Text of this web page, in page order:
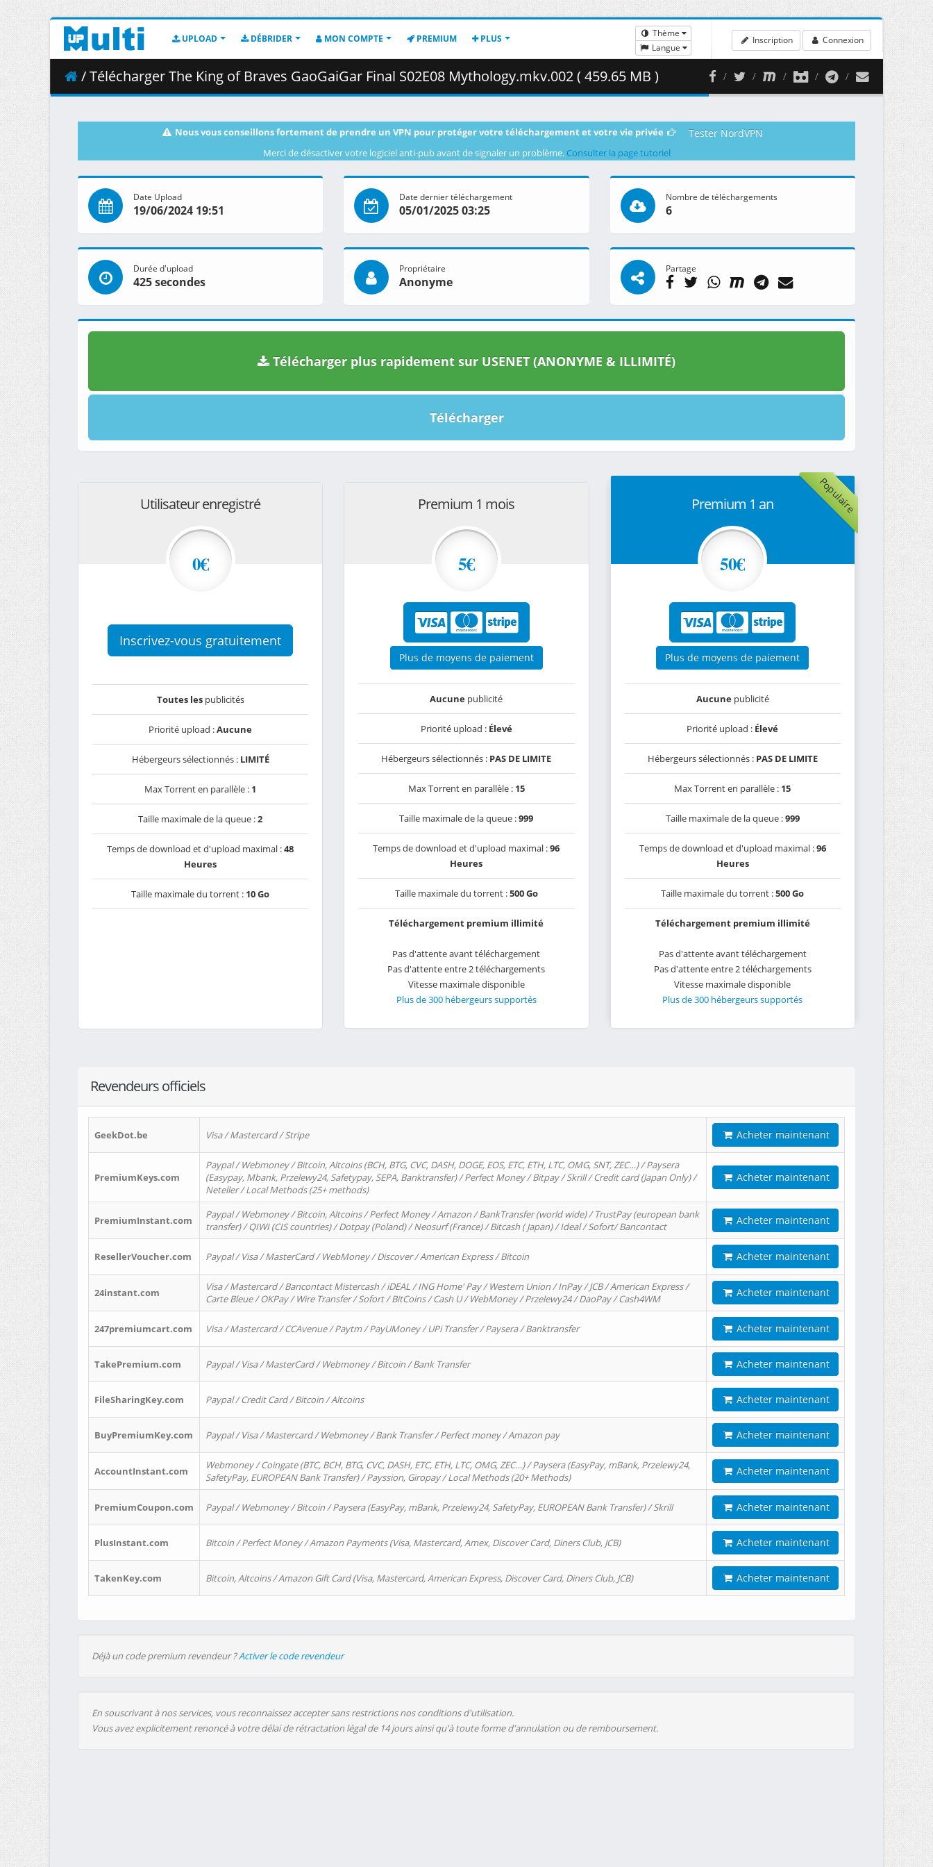
UPLOAD DÉBRIDER MON COMPTE PREMIUM PLUS
Thème
Langue
Inscription Connexion
/ Télécharger The King of Braves GaoGaiGar Final S02E08 Mythology.mkv.002 ( 459.65 MB )
Nous vous conseillons fortement de prendre un VPN pour protéger votre téléchargement et votre vie privée Tester NordVPN
Merci de désactiver votre logiciel anti-pub avant de signaler un problème. Consulter la page tutoriel
Date Upload
19/06/2024 19:51
Date dernier téléchargement
05/01/2025 03:25
Nombre de téléchargements
6
Durée d'upload
425 secondes
Propriétaire
Anonyme
Partage
Télécharger plus rapidement sur USENET (ANONYME & ILLIMITÉ)
Télécharger
Utilisateur enregistré
0€
Inscrivez-vous gratuitement
Toutes lespublicités
Priorité upload :Aucune
Hébergeurs sélectionnés : LIMITÉ
Max Torrent en parallèle : 1
Taille maximale de la queue :2
Temps de download et d'upload maximal :48
Heures
Taille maximale du torrent : 10 Go
Premium 1 mois
5€
Plus de moyens de paiement
Aucune publicité
Priorité upload : Élevé
Hébergeurs sélectionnés : PAS DE LIMITE
Max Torrent en parallèle : 15
Taille maximale de la queue :999
Temps de download et d'upload maximal :96
Heures
Taille maximale du torrent :500 Go
Téléchargement premium illimité
Pas d'attente avant téléchargement
Pas d'attente entre 2 téléchargements
Vitesse maximale disponible
Plus de 300 hébergeurs supportés
Populaire
Premium 1 an
50€
Plus de moyens de paiement
Aucunepublicité
Priorité upload : Élevé
Hébergeurs sélectionnés : PAS DE LIMITE
Max Torrent en parallèle : 15
Taille maximale de la queue :999
Temps de download et d'upload maximal :96
Heures
Taille maximale du torrent :500 Go
Téléchargement premium illimité
Pas d'attente avant téléchargement
Pas d'attente entre 2 téléchargements
Vitesse maximale disponible
Plus de 300 hébergeurs supportés
Revendeurs officiels
GeekDot.be Visa / Mastercard / Stripe Acheter maintenant
PremiumKeys.com
Paypal / Webmoney / Bitcoin, Altcoins (BCH, BTG, CVC, DASH, DOGE, EOS, ETC, ETH, LTC, OMG, SNT, ZEC…) / Paysera
(Easypay, Mbank, Przelewy24, Safetypay, SEPA, Banktransfer) / Perfect Money / Bitpay / Skrill / Credit card (Japan Only) /
Neteller / Local Methods (25+ methods)
Acheter maintenant
PremiumInstant.com
Paypal / Webmoney / Bitcoin, Altcoins / Perfect Money / Amazon / BankTransfer (world wide) / TrustPay (european bank
transfer) / QIWI (CIS countries) / Dotpay (Poland) / Neosurf (France) / Bitcash ( Japan) / Ideal / Sofort/ Bancontact
Acheter maintenant
ResellerVoucher.com Paypal / Visa / MasterCard / WebMoney / Discover / American Express / Bitcoin Acheter maintenant
24instant.com
Visa / Mastercard / Bancontact Mistercash / iDEAL / ING Home' Pay / Western Union / InPay / JCB / American Express /
Carte Bleue / OKPay / Wire Transfer / Sofort / BitCoins / Cash U / WebMoney / Przelewy24 / DaoPay / Cash4WM
Acheter maintenant
247premiumcart.com Visa / Mastercard / CCAvenue / Paytm / PayUMoney / UPi Transfer / Paysera / Banktransfer Acheter maintenant
TakePremium.com Paypal / Visa / MasterCard / Webmoney / Bitcoin / Bank Transfer Acheter maintenant
FileSharingKey.com Paypal / Credit Card / Bitcoin / Altcoins Acheter maintenant
BuyPremiumKey.com Paypal / Visa / Mastercard / Webmoney / Bank Transfer / Perfect money / Amazon pay Acheter maintenant
AccountInstant.com
Webmoney / Coingate (BTC, BCH, BTG, CVC, DASH, ETC, ETH, LTC, OMG, ZEC…) / Paysera (EasyPay, mBank, Przelewy24,
SafetyPay, EUROPEAN Bank Transfer) / Payssion, Giropay / Local Methods (20+ Methods)
Acheter maintenant
PremiumCoupon.com Paypal / Webmoney / Bitcoin / Paysera (EasyPay, mBank, Przelewy24, SafetyPay, EUROPEAN Bank Transfer) / Skrill Acheter maintenant
PlusInstant.com Bitcoin / Perfect Money / Amazon Payments (Visa, Mastercard, Amex, Discover Card, Diners Club, JCB) Acheter maintenant
TakenKey.com Bitcoin, Altcoins / Amazon Gift Card (Visa, Mastercard, American Express, Discover Card, Diners Club, JCB) Acheter maintenant
Déjà un code premium revendeur ?Activer le code revendeur
En souscrivant à nos services, vous reconnaissez accepter sans restrictions nos conditions d'utilisation.
Vous avez explicitement renoncé à votre délai de rétractation légal de 14 jours ainsi qu'à toute forme d'annulation ou de remboursement.